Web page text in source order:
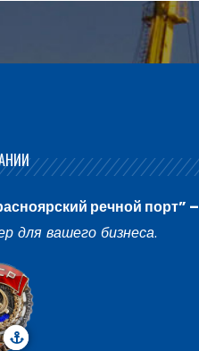
речной порт” –
для вашего бизнеса.